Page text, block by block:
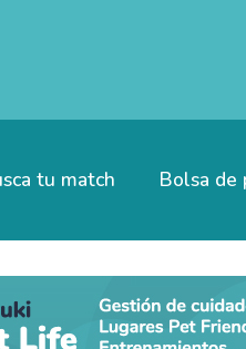
tu match Bolsa de